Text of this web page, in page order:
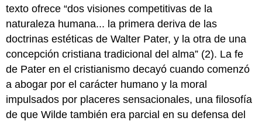
texto ofrece “dos visiones competitivas de la
naturaleza humana... la primera deriva de las
doctrinas estéticas de Walter Pater, y la otra de una
concepción cristiana tradicional del alma” (2). La fe
de Pater en el cristianismo decayó cuando comenzó
a abogar por el carácter humano y la moral
impulsados por placeres sensacionales, una filosofía
de que Wilde también era parcial en su defensa del